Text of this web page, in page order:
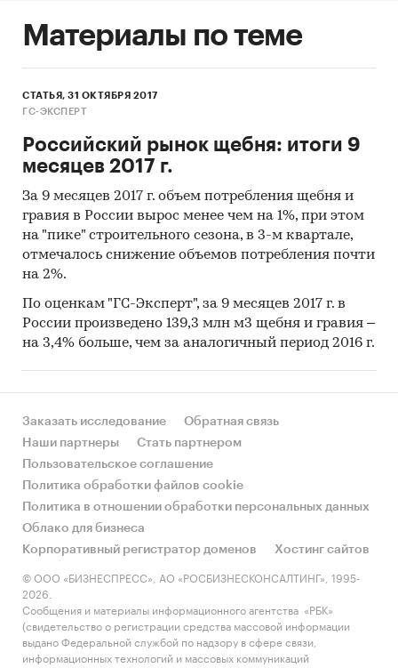
Материалы по теме
СТАТЬЯ, 31 ОКТЯБРЯ 2017
ГС-ЭКСПЕРТ
Российский рынок щебня: итоги 9
месяцев 2017 г.
За 9 месяцев 2017 г. объем потребления щебня и
гравия в России вырос менее чем на 1%, при этом
на "пике" строительного сезона, в 3-м квартале,
отмечалось снижение объемов потребления почти
на 2%.
По оценкам "ГС-Эксперт", за 9 месяцев 2017 г. в
России произведено 139,3 млн м3 щебня и гравия –
на 3,4% больше, чем за аналогичный период 2016 г.
Заказать исследование
Обратная связь
Наши партнеры
Стать партнером
Пользовательское соглашение
Политика обработки файлов cookie
Политика в отношении обработки персональных данных
Облако для бизнеса
Корпоративный регистратор доменов
Хостинг сайтов
© ООО «БИЗНЕСПРЕСС», АО «РОСБИЗНЕСКОНСАЛТИНГ», 1995-
2026.
Сообщения и материалы информационного агентства «РБК»
(свидетельство о регистрации средства массовой информации
выдано Федеральной службой по надзору в сфере связи,
информационных технологий и массовых коммуникаций